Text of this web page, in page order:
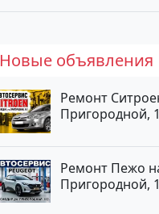
Новые объявления
Ремонт
Пригородной,
Ремонт Пежо
Пригородной,